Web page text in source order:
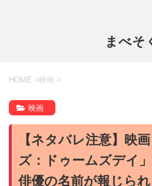
まべそ
HOME > 映画 >
映画
【ネタバレ注意】映
ズ：ドゥームズデイ
俳優の名前が報じら